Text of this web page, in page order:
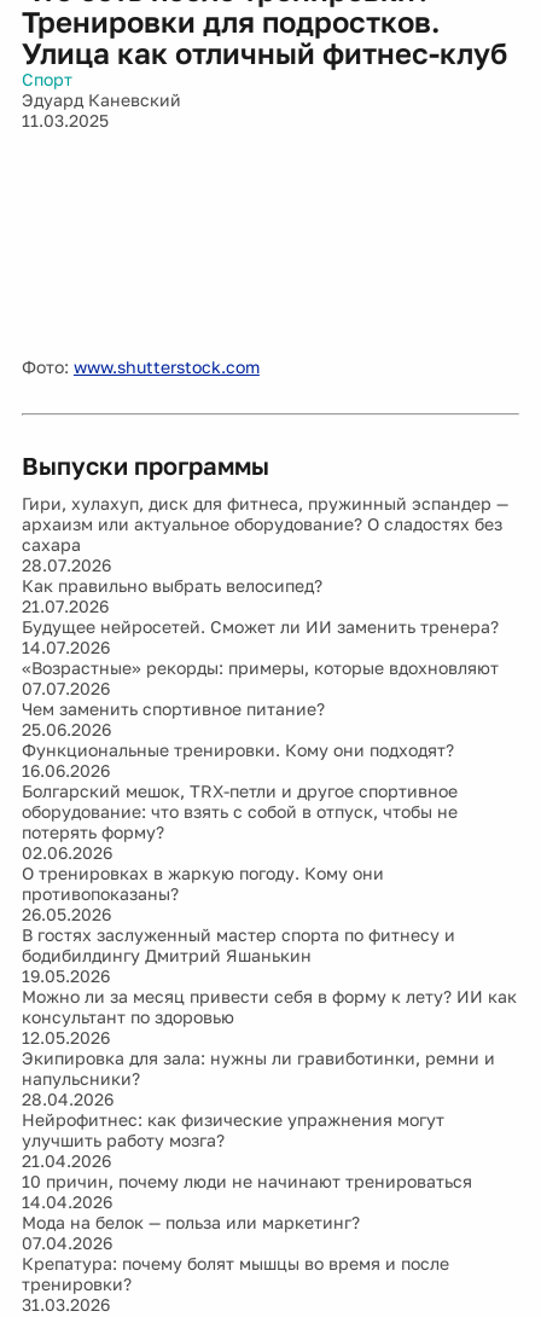
Тренировки для подростков.
Улица как отличный фитнес-клуб
Спорт
Эдуард Каневский
11.03.2025
Фото: www.shutterstock.com
Выпуски программы
Гири, хулахуп, диск для фитнеса, пружинный эспандер —
архаизм или актуальное оборудование? О сладостях без
сахара
28.07.2026
Как правильно выбрать велосипед?
21.07.2026
Будущее нейросетей. Сможет ли ИИ заменить тренера?
14.07.2026
«Возрастные» рекорды: примеры, которые вдохновляют
07.07.2026
Чем заменить спортивное питание?
25.06.2026
Функциональные тренировки. Кому они подходят?
16.06.2026
Болгарский мешок, TRX-петли и другое спортивное
оборудование: что взять с собой в отпуск, чтобы не
потерять форму?
02.06.2026
О тренировках в жаркую погоду. Кому они
противопоказаны?
26.05.2026
В гостях заслуженный мастер спорта по фитнесу и
бодибилдингу Дмитрий Яшанькин
19.05.2026
Можно ли за месяц привести себя в форму к лету? ИИ как
консультант по здоровью
12.05.2026
Экипировка для зала: нужны ли гравиботинки, ремни и
напульсники?
28.04.2026
Нейрофитнес: как физические упражнения могут
улучшить работу мозга?
21.04.2026
10 причин, почему люди не начинают тренироваться
14.04.2026
Мода на белок — польза или маркетинг?
07.04.2026
Крепатура: почему болят мышцы во время и после
тренировки?
31.03.2026